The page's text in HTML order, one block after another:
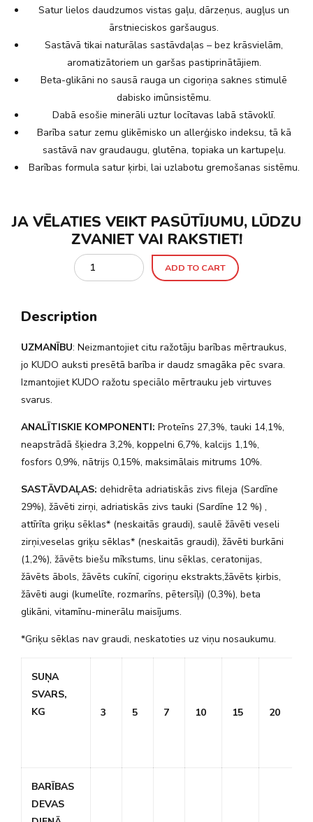
Satur lielos daudzumos vistas gaļu, dārzeņus, augļus un
ārstnieciskos garšaugus.
Sastāvā tikai naturālas sastāvdaļas – bez krāsvielām,
aromatizātoriem un garšas pastiprinātājiem.
Beta-glikāni no sausā rauga un cigoriņa saknes stimulē
dabisko imūnsistēmu.
Dabā esošie minerāli uztur locītavas labā stāvoklī.
Barība satur zemu glikēmisko un allerģisko indeksu, tā kā
sastāvā nav graudaugu, glutēna, topiaka un kartupeļu.
Barības formula satur ķirbi, lai uzlabotu gremošanas sistēmu.
JA VĒLATIES VEIKT PASŪTĪJUMU, LŪDZU
ZVANIET VAI RAKSTIET!
Quantity ADD TO CART
Description
UZMANĪBU: Neizmantojiet citu ražotāju barības mērtraukus,
jo KUDO auksti presētā barība ir daudz smagāka pēc svara.
Izmantojiet KUDO ražotu speciālo mērtrauku jeb virtuves
svarus.
ANALĪTISKIE KOMPONENTI: Proteīns 27,3%, tauki 14,1%,
neapstrādā šķiedra 3,2%, koppelni 6,7%, kalcijs 1,1%,
fosfors 0,9%, nātrijs 0,15%, maksimālais mitrums 10%.
SASTĀVDAĻAS: dehidrēta adriatiskās zivs fileja (Sardīne
29%), žāvēti zirņi, adriatiskās zivs tauki (Sardīne 12 %) ,
attīrīta griķu sēklas* (neskaitās graudi), saulē žāvēti veseli
zirņi,veselas griķu sēklas* (neskaitās graudi), žāvēti burkāni
(1,2%), žāvēts biešu mīkstums, linu sēklas, ceratonijas,
žāvēts ābols, žāvēts cukīnī, cigoriņu ekstrakts,žāvēts ķirbis,
žāvēti augi (kumelīte, rozmarīns, pētersīļi) (0,3%), beta
glikāni, vitamīnu-minerālu maisījums.
*Griķu sēklas nav graudi, neskatoties uz viņu nosaukumu.
SUŅA
SVARS,
KG
3 5 7 10 15 20
BARĪBAS
DEVAS